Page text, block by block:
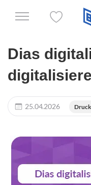
Dias
25.04.2026